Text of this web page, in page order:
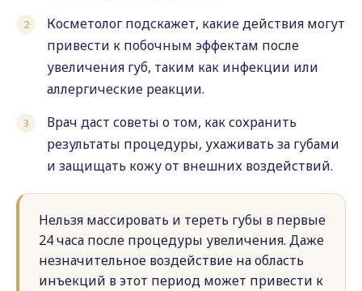
Косметолог подскажет, какие действия могут
привести к побочным эффектам после
увеличения губ, таким как инфекции или
аллергические реакции.
Врач даст советы о том, как сохранить
результаты процедуры, ухаживать за губами
и защищать кожу от внешних воздействий.
Нельзя массировать и тереть губы в первые
24 часа после процедуры увеличения. Даже
незначительное воздействие на область
инъекций в этот период может привести к